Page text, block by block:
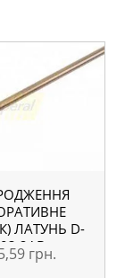
ЛАТУНЬ D-
2ABгрн.